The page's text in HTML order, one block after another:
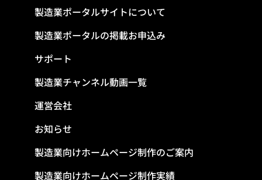
製造業ポータルサイトについて
製造業ポータルの掲載お申込み
サポート
製造業チャンネル動画一覧
運営会社
お知らせ
製造業向けホームページ制作のご案内
製造業向けホームページ制作実績